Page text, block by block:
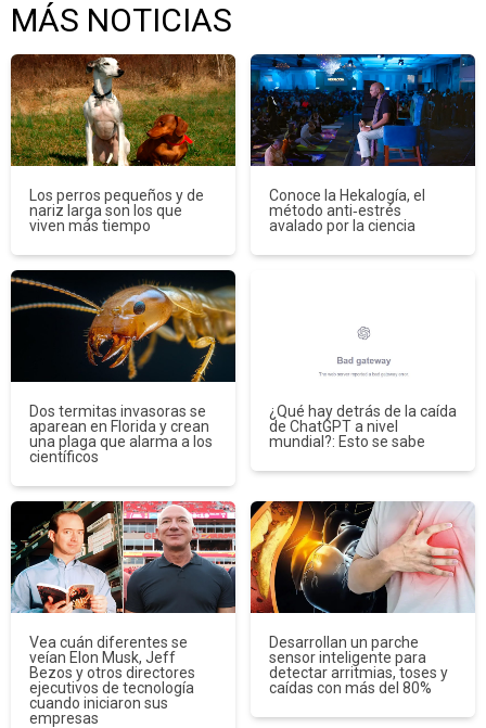
MÁS NOTICIAS
Los perros pequeños y de
nariz larga son los que
viven más tiempo
Conoce la Hekalogía, el
método anti‑estrés
avalado por la ciencia
Dos termitas invasoras se
aparean en Florida y crean
una plaga que alarma a los
científicos
¿Qué hay detrás de la caída
de ChatGPT a nivel
mundial?: Esto se sabe
Vea cuán diferentes se
veían Elon Musk, Jeff
Bezos y otros directores
ejecutivos de tecnología
cuando iniciaron sus
empresas
Desarrollan un parche
sensor inteligente para
detectar arritmias, toses y
caídas con más del 80%